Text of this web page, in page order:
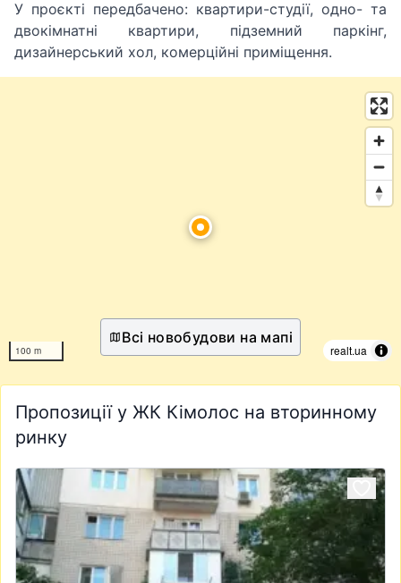
У проєкті передбачено: квартири-студії, одно- та
двокімнатні квартири, підземний паркінг,
дизайнерський хол, комерційні приміщення.
100 m realt.ua
Всі новобудови на мапі
Пропозиції у ЖК Кімолос на вторинному
ринку